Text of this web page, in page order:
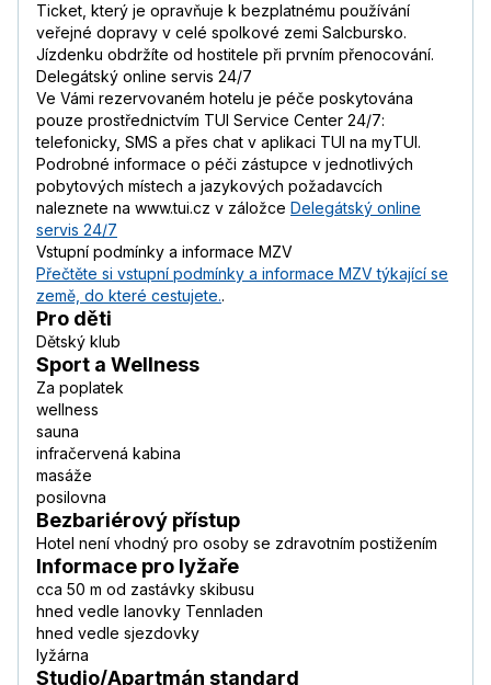
Ticket, který je opravňuje k bezplatnému používání
veřejné dopravy v celé spolkové zemi Salcbursko.
Jízdenku obdržíte od hostitele při prvním přenocování.
Delegátský online servis 24/7
Ve Vámi rezervovaném hotelu je péče poskytována
pouze prostřednictvím TUI Service Center 24/7:
telefonicky, SMS a přes chat v aplikaci TUI na myTUI.
Podrobné informace o péči zástupce v jednotlivých
pobytových místech a jazykových požadavcích
naleznete na www.tui.cz v záložce Delegátský online
servis 24/7
Vstupní podmínky a informace MZV
Přečtěte si vstupní podmínky a informace MZV týkající se
země, do které cestujete..
Pro děti
Dětský klub
Sport a Wellness
Za poplatek
wellness
sauna
infračervená kabina
masáže
posilovna
Bezbariérový přístup
Hotel není vhodný pro osoby se zdravotním postižením
Informace pro lyžaře
cca 50 m od zastávky skibusu
hned vedle lanovky Tennladen
hned vedle sjezdovky
lyžárna
Studio/Apartmán standard